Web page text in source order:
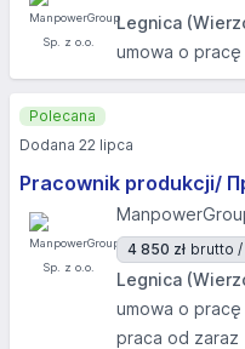
Legnica
umowa o pracę
Pracownik produkcji/
4 850 zł brutto /
Legnica
umowa o
praca od zaraz
Polecana
Dodana 22 lipca